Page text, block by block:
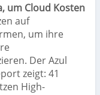
um Cloud Kosten
auf
um ihre
Der Azul
zeigt: 41
High-